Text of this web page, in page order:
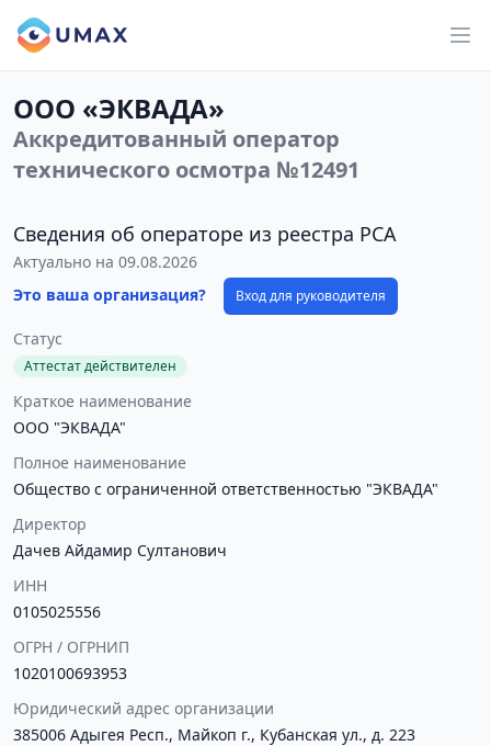
ООО «ЭКВАДА»
Аккредитованный оператор
технического осмотра №12491
Сведения об операторе из реестра РСА
Актуально на 09.08.2026
Это ваша организация?
Вход для руководителя
Статус
Аттестат действителен
Краткое наименование
ООО "ЭКВАДА"
Полное наименование
Общество с ограниченной ответственностью "ЭКВАДА"
Директор
Дачев Айдамир Султанович
ИНН
0105025556
ОГРН / ОГРНИП
1020100693953
Юридический адрес организации
385006 Адыгея Респ., Майкоп г., Кубанская ул., д. 223